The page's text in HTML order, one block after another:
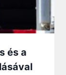
és a